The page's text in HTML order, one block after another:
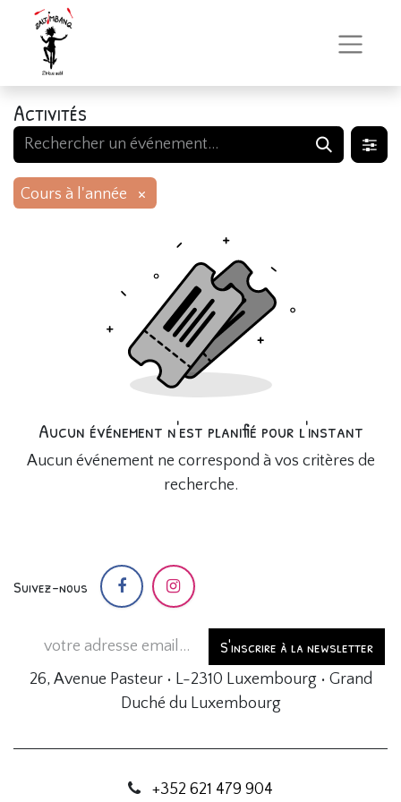
Activités
Cours à l'année ×
Aucun événement n'est planifié pour l'instant
Aucun événement ne correspond à vos critères de
recherche.
Suivez-nous
S'inscrire à la newsletter
26, Avenue Pasteur • L-2310 Luxembourg • Grand
Duché du Luxembourg
+352 621 479 904